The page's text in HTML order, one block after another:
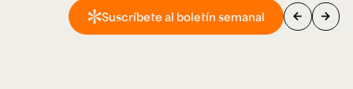
Suscríbete al boletín semanal arrow_back arrow_forward